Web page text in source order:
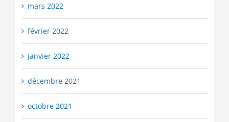
mars 2022
février 2022
janvier 2022
décembre 2021
octobre 2021